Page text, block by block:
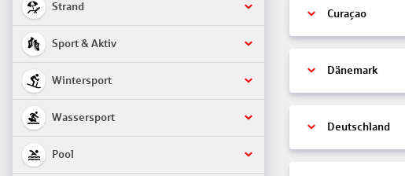
Strand
Sport & Aktiv
Wintersport
Wassersport
Pool
Curaçao
Dänemark
Deutschland